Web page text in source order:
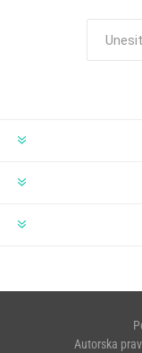
Autorska